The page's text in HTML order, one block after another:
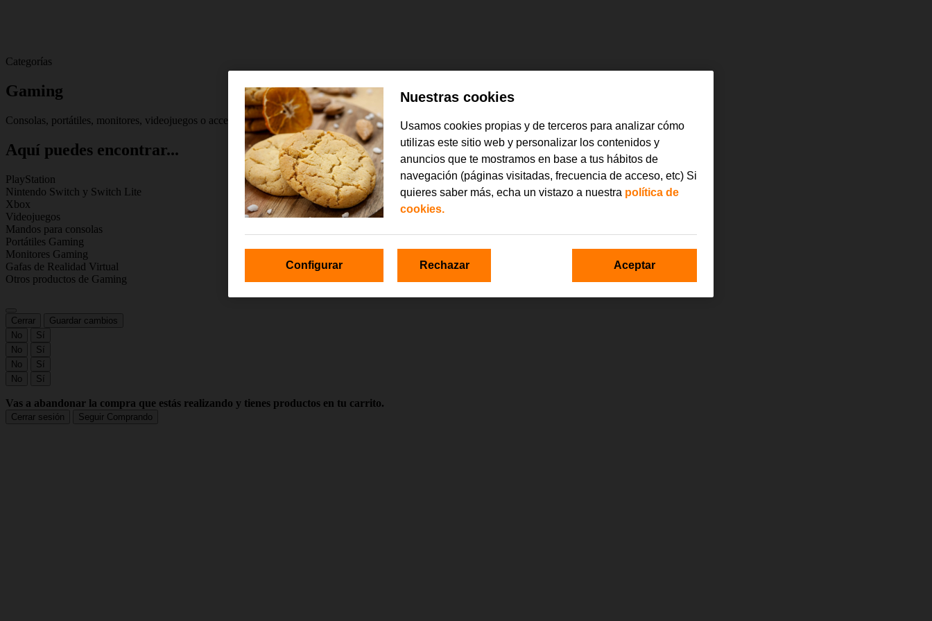
Categorías
Gaming
Consolas, portátiles, monitores, videojuegos o accesorios gaming de las mejores marcas. Descubre la tienda gamer de Orange ¡Paga a plazos sin intereses!
Aquí puedes encontrar...
PlayStation
Nintendo Switch y Switch Lite
Xbox
Videojuegos
Mandos para consolas
Portátiles Gaming
Monitores Gaming
Gafas de Realidad Virtual
Otros productos de Gaming
Cerrar
Guardar cambios
No
Sí
No
Sí
No
Sí
No
Sí
Vas a abandonar la compra que estás realizando y tienes productos en tu carrito.
Cerrar sesión Seguir Comprando
Nuestras cookies
Usamos cookies propias y de terceros para analizar cómo
utilizas este sitio web y personalizar los contenidos y
anuncios que te mostramos en base a tus hábitos de
navegación (páginas visitadas, frecuencia de acceso, etc) Si
quieres saber más, echa un vistazo a nuestra política de
cookies.
Configurar Rechazar Aceptar